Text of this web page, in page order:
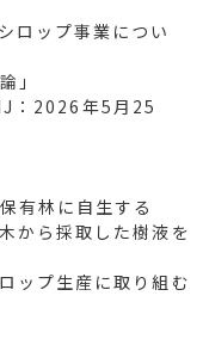
ロップ事業につい
」
：2026年5月25
有林に自生する
から採取した樹液を
ップ生産に取り組む